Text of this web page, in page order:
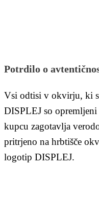
Potrdilo o
Vsi odtisi v okvirju, ki
DISPLEJ so
kupcu zagotavlja
pritrjeno na hrbtišče
logotip DISPLEJ.